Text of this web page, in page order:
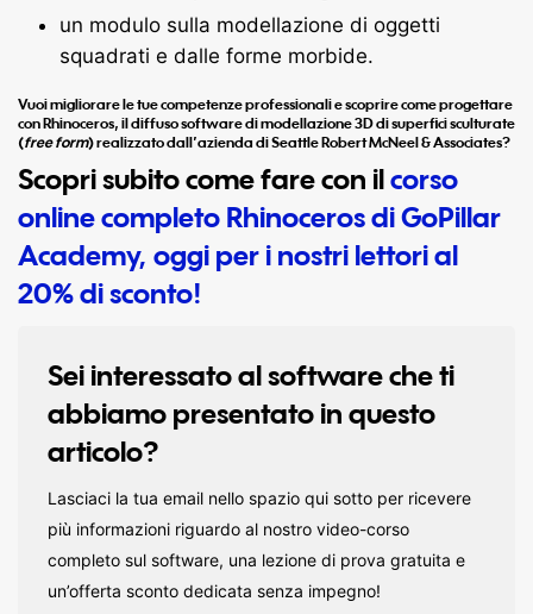
un modulo sulla modellazione di oggetti
squadrati e dalle forme morbide.
Vuoi migliorare le tue competenze professionali e scoprire come progettare
con Rhinoceros, il diffuso software di modellazione 3D di superfici sculturate
(free form) realizzato dall’azienda di Seattle Robert McNeel & Associates?
Scopri subito come fare con ilcorso
online completo Rhinoceros di GoPillar
Academy, oggi per i nostri lettori al
20% di sconto!
Sei interessato al software che ti
abbiamo presentato in questo
articolo?
Lasciaci la tua email nello spazio qui sotto per ricevere
più informazioni riguardo al nostro video-corso
completo sul software, una lezione di prova gratuita e
un’offerta sconto dedicata senza impegno!